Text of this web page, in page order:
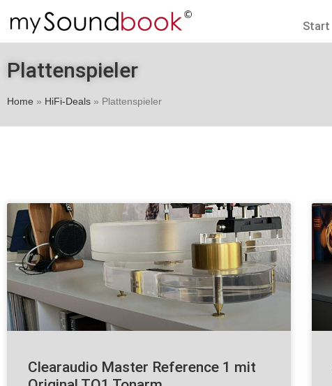
Start
Plattenspieler
Home » HiFi-Deals » Plattenspieler
Clearaudio Master Reference 1 mit